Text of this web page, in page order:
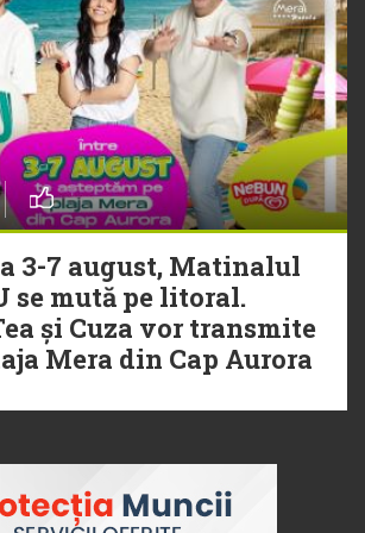
3-7 august, Matinalul
se mută pe litoral.
și Cuza vor transmite
Mera din Cap Aurora